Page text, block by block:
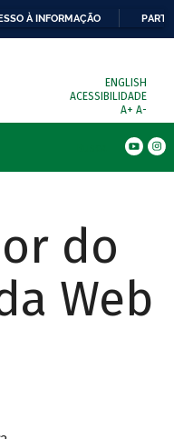
À INFORMAÇÃO
ENGLISH
ACESSIBILIDADE
A+ A-
do
Web